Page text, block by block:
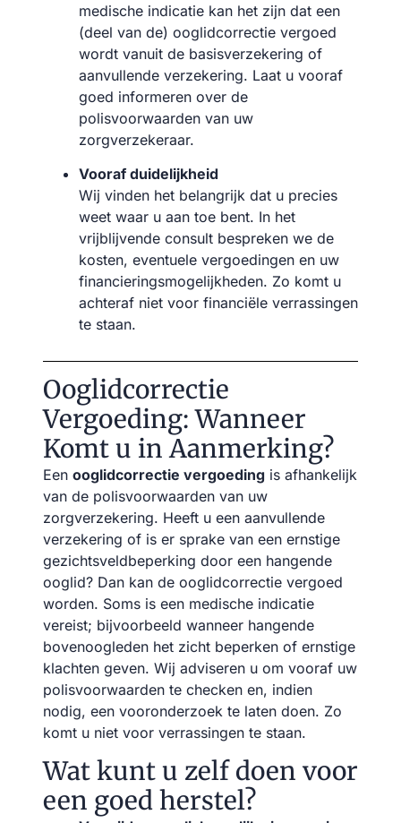
medische indicatie kan het zijn dat een
(deel van de) ooglidcorrectie vergoed
wordt vanuit de basisverzekering of
aanvullende verzekering. Laat u vooraf
goed informeren over de
polisvoorwaarden van uw
zorgverzekeraar.
Vooraf duidelijkheid
Wij vinden het belangrijk dat u precies
weet waar u aan toe bent. In het
vrijblijvende consult bespreken we de
kosten, eventuele vergoedingen en uw
financieringsmogelijkheden. Zo komt u
achteraf niet voor financiële verrassingen
te staan.
Ooglidcorrectie
Vergoeding: Wanneer
Komt u in Aanmerking?
Een ooglidcorrectie vergoeding is afhankelijk
van de polisvoorwaarden van uw
zorgverzekering. Heeft u een aanvullende
verzekering of is er sprake van een ernstige
gezichtsveldbeperking door een hangende
ooglid? Dan kan de ooglidcorrectie vergoed
worden. Soms is een medische indicatie
vereist; bijvoorbeeld wanneer hangende
bovenoogleden het zicht beperken of ernstige
klachten geven. Wij adviseren u om vooraf uw
polisvoorwaarden te checken en, indien
nodig, een vooronderzoek te laten doen. Zo
komt u niet voor verrassingen te staan.
Wat kunt u zelf doen voor
een goed herstel?